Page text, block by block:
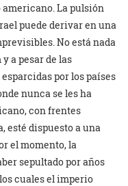
La pulsión
puede derivar en una
No está nada
a pesar de las
por los países
nunca se les ha
con frentes
esté dispuesto a una
el momento, la
sepultado por años
cuales el imperio